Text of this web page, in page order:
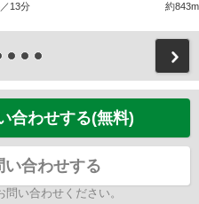
13分 約
合わせする(無料)
い合わせする
い合わせください。